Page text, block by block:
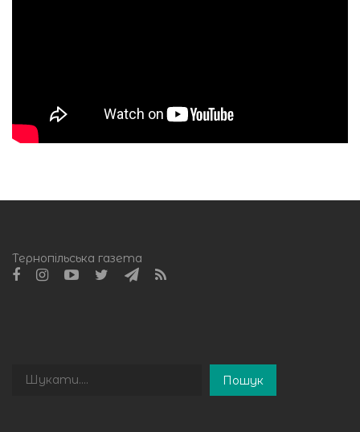
Тернопільська газета
Пошук
Пошук